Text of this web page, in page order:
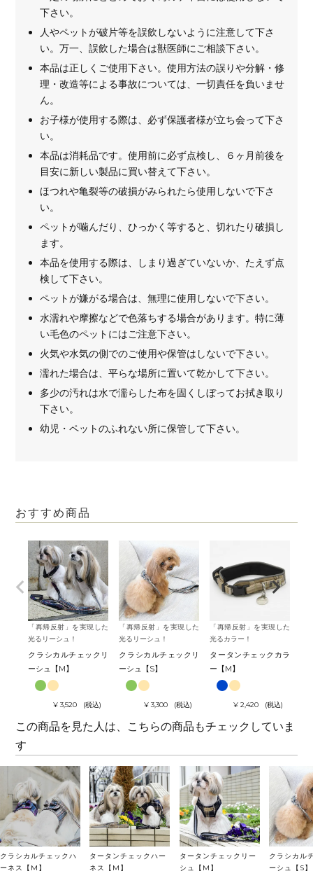
下さい。
人やペットが破片等を誤飲しないように注意して下さ
い。万一、誤飲した場合は獣医師にご相談下さい。
本品は正しくご使用下さい。使用方法の誤りや分解・修
理・改造等による事故については、一切責任を負いませ
ん。
お子様が使用する際は、必ず保護者様が立ち会って下さ
い。
本品は消耗品です。使用前に必ず点検し、６ヶ月前後を
目安に新しい製品に買い替えて下さい。
ほつれや亀裂等の破損がみられたら使用しないで下さ
い。
ペットが噛んだり、ひっかく等すると、切れたり破損し
ます。
本品を使用する際は、しまり過ぎていないか、たえず点
検して下さい。
ペットが嫌がる場合は、無理に使用しないで下さい。
水濡れや摩擦などで色落ちする場合があります。特に薄
い毛色のペットにはご注意下さい。
火気や水気の側でのご使用や保管はしないで下さい。
濡れた場合は、平らな場所に置いて乾かして下さい。
多少の汚れは水で濡らした布を固くしぼってお拭き取り
下さい。
幼児・ペットのふれない所に保管して下さい。
おすすめ商品
「再帰反射」を実現した
光るリーシュ！
クラシカルチェックリ
ーシュ【M】
¥ 3,520 税込
「再帰反射」を実現した
光るリーシュ！
クラシカルチェックリ
ーシュ【S】
¥ 3,300 税込
「再帰反射」を実現した
光るカラー！
タータンチェックカラ
ー【M】
¥ 2,420 税込
この商品を見た人は、こちらの商品もチェックしていま
す
クラシカルチェックハ
ーネス【M】
タータンチェックハー
ネス【M】
タータンチェックリー
シュ【M】
クラシカル
ーシュ【S】